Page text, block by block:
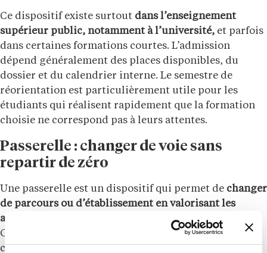
Ce dispositif existe surtout dans l’enseignement
supérieur public, notamment à l’université, et parfois
dans certaines formations courtes. L’admission
dépend généralement des places disponibles, du
dossier et du calendrier interne. Le semestre de
réorientation est particulièrement utile pour les
étudiants qui réalisent rapidement que la formation
choisie ne correspond pas à leurs attentes.
Passerelle : changer de voie sans
repartir de zéro
Une passerelle est un dispositif qui permet de changer
de parcours ou d’établissement en valorisant les
acquis déjà obtenus, sans repartir de zéro
Contrairement à une rentrée décalée, la passerelle ne
correspond pas forcément à un nouveau départ